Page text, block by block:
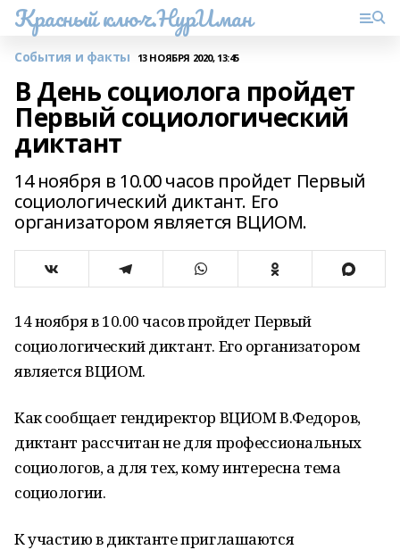
Красный ключ.НурИман
События и факты 13 НОЯБРЯ 2020, 13:45
В День социолога пройдет
Первый социологический
диктант
14 ноября в 10.00 часов пройдет Первый
социологический диктант. Его
организатором является ВЦИОМ.
14 ноября в 10.00 часов пройдет Первый
социологический диктант. Его организатором
является ВЦИОМ.
Как сообщает гендиректор ВЦИОМ В.Федоров,
диктант рассчитан не для профессиональных
социологов, а для тех, кому интересна тема
социологии.
К участию в диктанте приглашаются